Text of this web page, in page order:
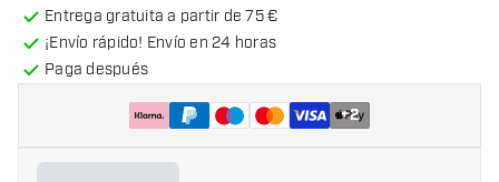
Entrega gratuita a partir de 75 €
¡Envío rápido! Envío en 24 horas
Paga después
+2